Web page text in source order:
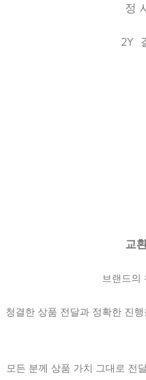
정
2Y
교
브랜드의
청결한 상품 전달과 정확한 진
모든 분께 상품 가치 그대로 전